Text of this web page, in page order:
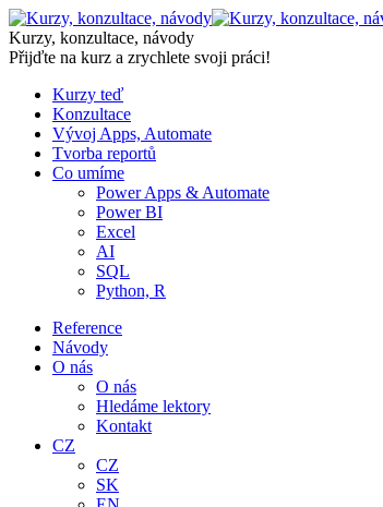
Skip
to
content
Kurzy, konzultace, návody
Přijďte na kurz a zrychlete svoji práci!
Kurzy teď
Konzultace
Vývoj Apps, Automate
Tvorba reportů
Co umíme
Power Apps & Automate
Power BI
Excel
AI
SQL
Python, R
Reference
Návody
O nás
O nás
Hledáme lektory
Kontakt
CZ
CZ
SK